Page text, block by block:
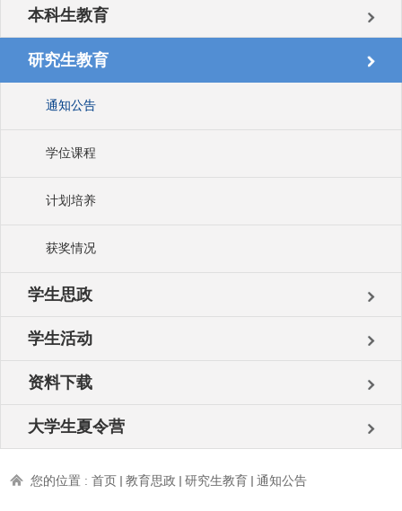
本科生教育
研究生教育
通知公告
学位课程
计划培养
获奖情况
学生思政
学生活动
资料下载
大学生夏令营
您的位置 : 首页 教育思政 研究生教育 通知公告